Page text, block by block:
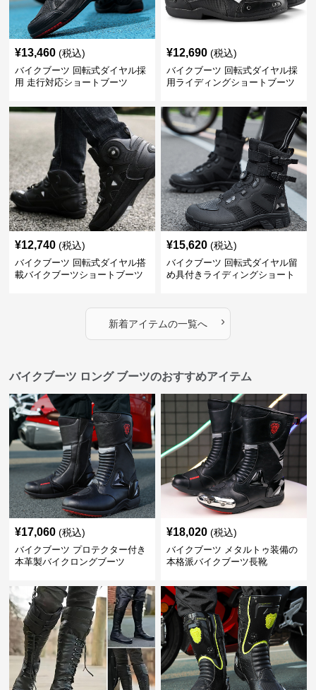
¥13,460 (税込)
バイクブーツ 回転式ダイヤル採
用 走行対応ショートブーツ
¥12,690 (税込)
バイクブーツ 回転式ダイヤル採
用ライディングショートブーツ
¥12,740 (税込)
バイクブーツ 回転式ダイヤル搭
載バイクブーツショートブーツ
¥15,620 (税込)
バイクブーツ 回転式ダイヤル留
め具付きライディングショート
新着アイテムの一覧へ ›
バイクブーツ ロング ブーツのおすすめアイテム
¥17,060 (税込)
バイクブーツ プロテクター付き
本革製バイクロングブーツ
¥18,020 (税込)
バイクブーツ メタルトゥ装備の
本格派バイクブーツ長靴